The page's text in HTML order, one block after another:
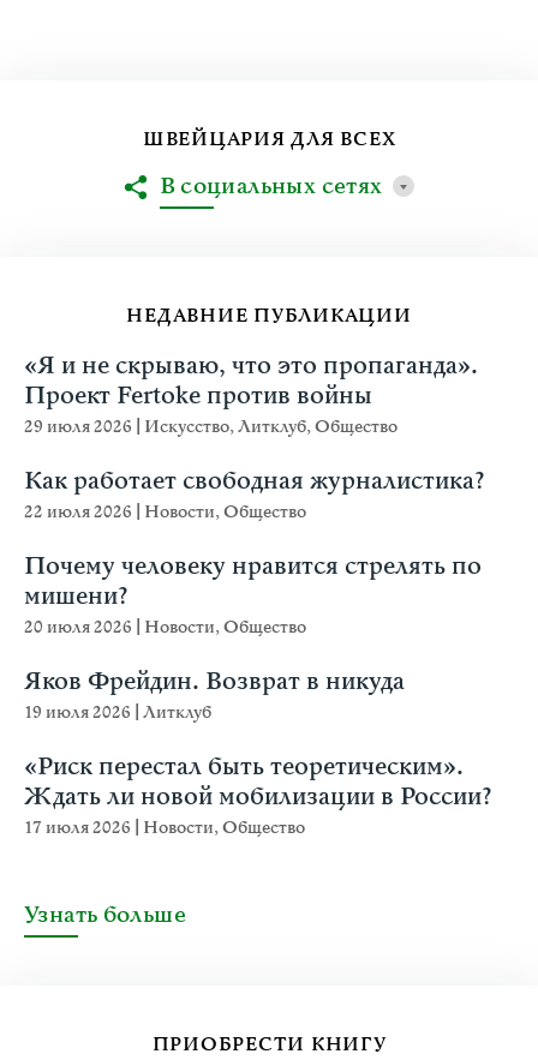
НЕДАВНИЕ ПУБЛИКАЦИИ
«Я и не скрываю, что это пропаганда».
Проект Fertoke против войны
29 июля 2026 Искусство,Литклуб,Общество
Как работает свободная журналистика?
22 июля 2026 Новости,Общество
Почему человеку нравится стрелять по
мишени?
20 июля 2026 Новости,Общество
Яков Фрейдин. Возврат в никуда
19 июля 2026 Литклуб
«Риск перестал быть теоретическим».
Ждать ли новой мобилизации в России?
17 июля 2026 Новости,Общество
Узнать больше
ПРИОБРЕСТИ КНИГУ
ШВЕЙЦАРИЯ ДЛЯ ВСЕХ
В социальных сетях